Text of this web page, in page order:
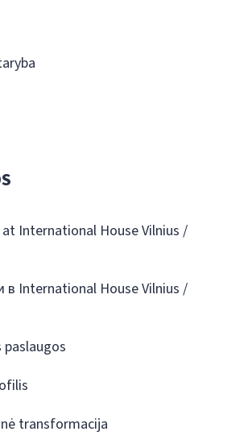
International House Vilnius /
в International House Vilnius /
transformacija